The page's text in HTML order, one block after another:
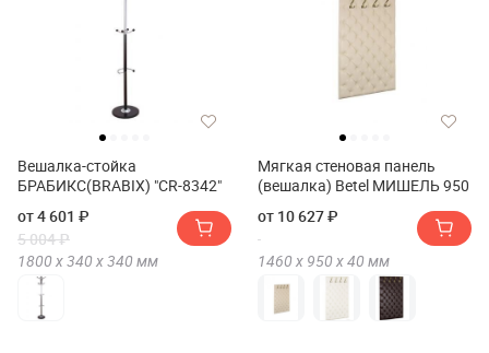
Вешалка-стойка
БРАБИКС(BRABIX) "CR-8342"
от 4 601 ₽
5 004 ₽
1800 х340 х340 мм
Мягкая стеновая панель
(вешалка) Betel МИШЕЛЬ 950
от 10 627 ₽
1460 х 950 х40 мм